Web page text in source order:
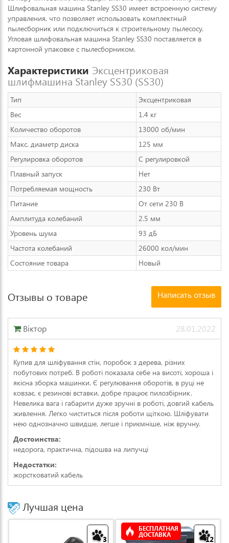
Шлифовальная машина Stanley SS30 имеет встроенную систему
управления, что позволяет использовать комплектный
пылесборник или подключиться к строительному пылесосу.
Угловая шлифовальная машина Stanley SS30 поставляется в
картонной упаковке с пылесборником.
Характеристики Эксцентриковая
шлифмашина Stanley SS30 (SS30)
Тип
Эксцентриковая
Вес
1.4 кг
Количество оборотов
13000 об/мин
Макс. диаметр диска
125 мм
Регулировка оборотов
С регулировкой
Плавный запуск
Нет
Потребляемая мощность
230 Вт
Питание
От сети 230 В
Амплитуда колебаний
2.5 мм
Уровень шума
93 дБ
Частота колебаний
26000 кол/мин
Состояние товара
Новый
Отзывы о товаре Написать отзыв
Віктор 28.01.2022
Купив для шліфування стін, поробок з дерева, різних
побутових потреб. В роботі показала себе на висоті, хороша і
якісна зборка машинки. Є регулювання оборотів, в руці не
ковзає, є резинові вставки, добре працює пилозбірник.
Невелика вага і габарити дуже зручні в роботі, довгий кабель
живлення. Легко чиститься після роботи щіткою. Шліфувати
нею однозначно швидше, легше і приємніше, ніж вручну.
Достоинства:
недорога, практична, підошва на липучці
Недостатки:
жорстковатий кабель
Лучшая цена
3 12
БЕСПЛАТНАЯ
ДОСТАВКА